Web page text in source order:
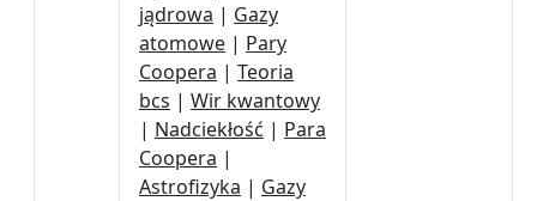
jądrowa | Gazy
atomowe | Pary
Coopera | Teoria
bcs | Wir kwantowy
| Nadciekłość | Para
Coopera |
Astrofizyka | Gazy